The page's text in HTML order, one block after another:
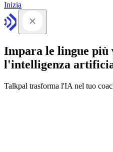
Inizia
Impara le lingue più
l'intelligenza
Talkpal trasforma l'IA nel tuo